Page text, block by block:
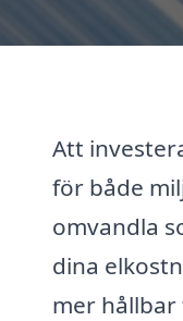
Att
för både
omvandla
dina
mer